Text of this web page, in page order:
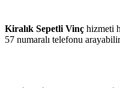
Kiralık Sepetli Vinç hizmeti
57 numaralı telefonu